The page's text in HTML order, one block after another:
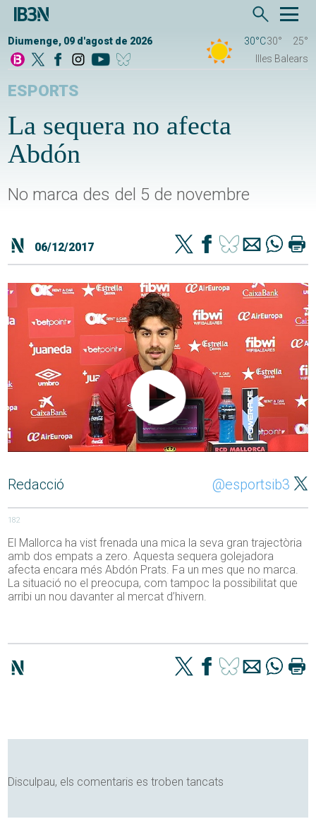
Diumenge, 09 d'agost de 2026 30°C30°
25°
Illes Balears
ESPORTS
La sequera no afecta
Abdón
No marca des del 5 de novembre
06/12/2017
Redacció @esportsib3
182
El Mallorca ha vist frenada una mica la seva gran trajectòria
amb dos empats a zero. Aquesta sequera golejadora
afecta encara més Abdón Prats. Fa un mes que no marca.
La situació no el preocupa, com tampoc la possibilitat que
arribi un nou davanter al mercat d’hivern.
Disculpau, els comentaris es troben tancats